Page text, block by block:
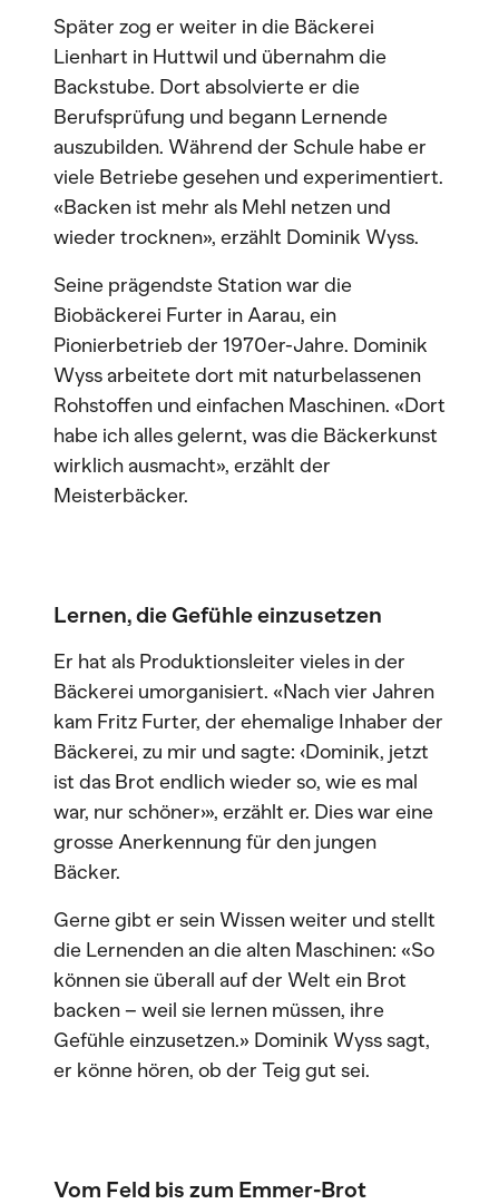
Später zog er weiter in die Bäckerei
Lienhart in Huttwil und übernahm die
Backstube. Dort absolvierte er die
Berufsprüfung und begann Lernende
auszubilden. Während der Schule habe er
viele Betriebe gesehen und experimentiert.
«Backen ist mehr als Mehl netzen und
wieder trocknen», erzählt Dominik Wyss.
Seine prägendste Station war die
Biobäckerei Furter in Aarau, ein
Pionierbetrieb der 1970er-Jahre. Dominik
Wyss arbeitete dort mit naturbelassenen
Rohstoffen und einfachen Maschinen. «Dort
habe ich alles gelernt, was die Bäckerkunst
wirklich ausmacht», erzählt der
Meisterbäcker.
Lernen, die Gefühle einzusetzen
Er hat als Produktionsleiter vieles in der
Bäckerei umorganisiert. «Nach vier Jahren
kam Fritz Furter, der ehemalige Inhaber der
Bäckerei, zu mir und sagte: ‹Dominik, jetzt
ist das Brot endlich wieder so, wie es mal
war, nur schöner›», erzählt er. Dies war eine
grosse Anerkennung für den jungen
Bäcker.
Gerne gibt er sein Wissen weiter und stellt
die Lernenden an die alten Maschinen: «So
können sie überall auf der Welt ein Brot
backen – weil sie lernen müssen, ihre
Gefühle einzusetzen.» Dominik Wyss sagt,
er könne hören, ob der Teig gut sei.
Vom Feld bis zum Emmer-Brot